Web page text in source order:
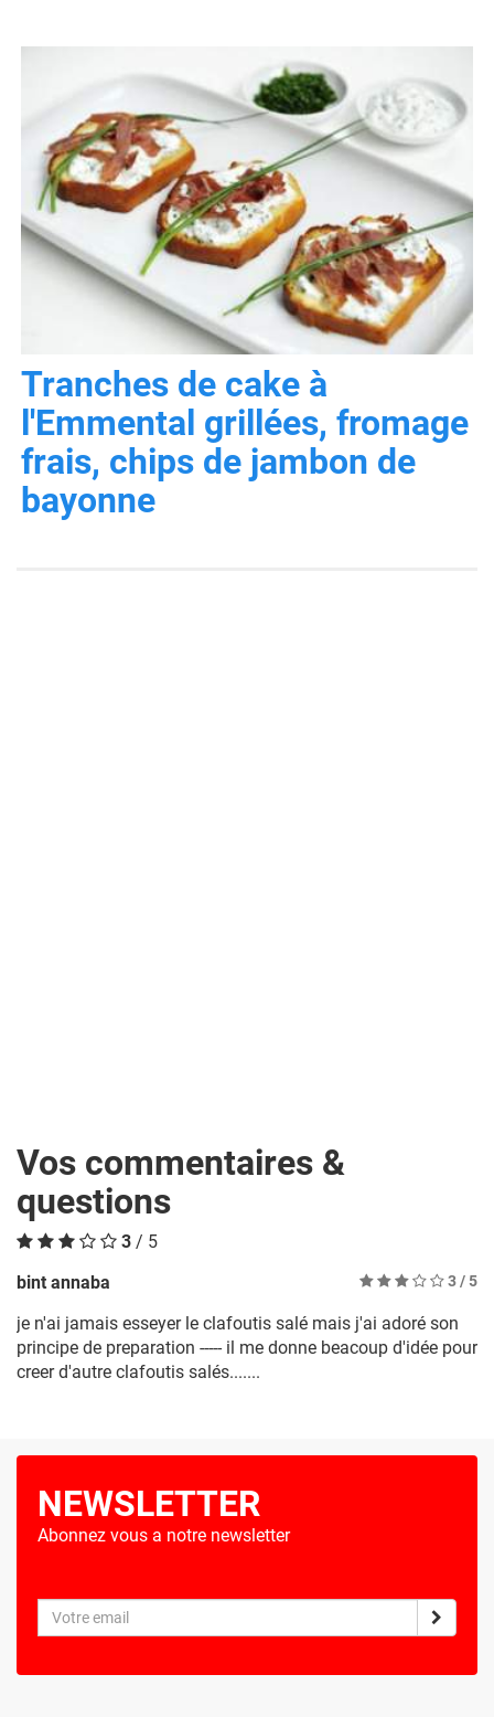
Tranches de cake à
l'Emmental grillées, fromage
frais, chips de jambon de
bayonne
Vos commentaires &
questions
3 / 5
bint annaba
3/ 5
je n'ai jamais esseyer le clafoutis salé mais j'ai adoré son
principe de preparation ----- il me donne beacoup d'idée pour
creer d'autre clafoutis salés.......
NEWSLETTER
Abonnez vous a notre newsletter